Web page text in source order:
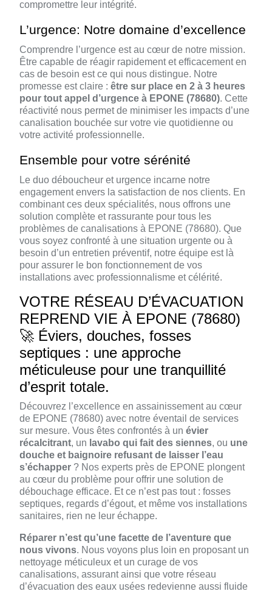
compromettre leur intégrité.
L’urgence: Notre domaine d’excellence
Comprendre l’urgence est au cœur de notre mission.
Être capable de réagir rapidement et efficacement en
cas de besoin est ce qui nous distingue. Notre
promesse est claire : être sur place en 2 à 3 heures
pour tout appel d’urgence à EPONE (78680). Cette
réactivité nous permet de minimiser les impacts d’une
canalisation bouchée sur votre vie quotidienne ou
votre activité professionnelle.
Ensemble pour votre sérénité
Le duo déboucheur et urgence incarne notre
engagement envers la satisfaction de nos clients. En
combinant ces deux spécialités, nous offrons une
solution complète et rassurante pour tous les
problèmes de canalisations à EPONE (78680). Que
vous soyez confronté à une situation urgente ou à
besoin d’un entretien préventif, notre équipe est là
pour assurer le bon fonctionnement de vos
installations avec professionnalisme et célérité.
VOTRE RÉSEAU D’ÉVACUATION
REPREND VIE À EPONE (78680)
🚀 Éviers, douches, fosses
septiques : une approche
méticuleuse pour une tranquillité
d’esprit totale.
Découvrez l’excellence en assainissement au cœur
de EPONE (78680) avec notre éventail de services
sur mesure. Vous êtes confrontés à un évier
récalcitrant, un lavabo qui fait des siennes, ou une
douche et baignoire refusant de laisser l’eau
s’échapper ? Nos experts près de EPONE plongent
au cœur du problème pour offrir une solution de
débouchage efficace. Et ce n’est pas tout : fosses
septiques, regards d’égout, et même vos installations
sanitaires, rien ne leur échappe.
Réparer n’est qu’une facette de l’aventure que
nous vivons. Nous voyons plus loin en proposant un
nettoyage méticuleux et un curage de vos
canalisations, assurant ainsi que votre réseau
d’évacuation des eaux usées redevienne aussi fluide